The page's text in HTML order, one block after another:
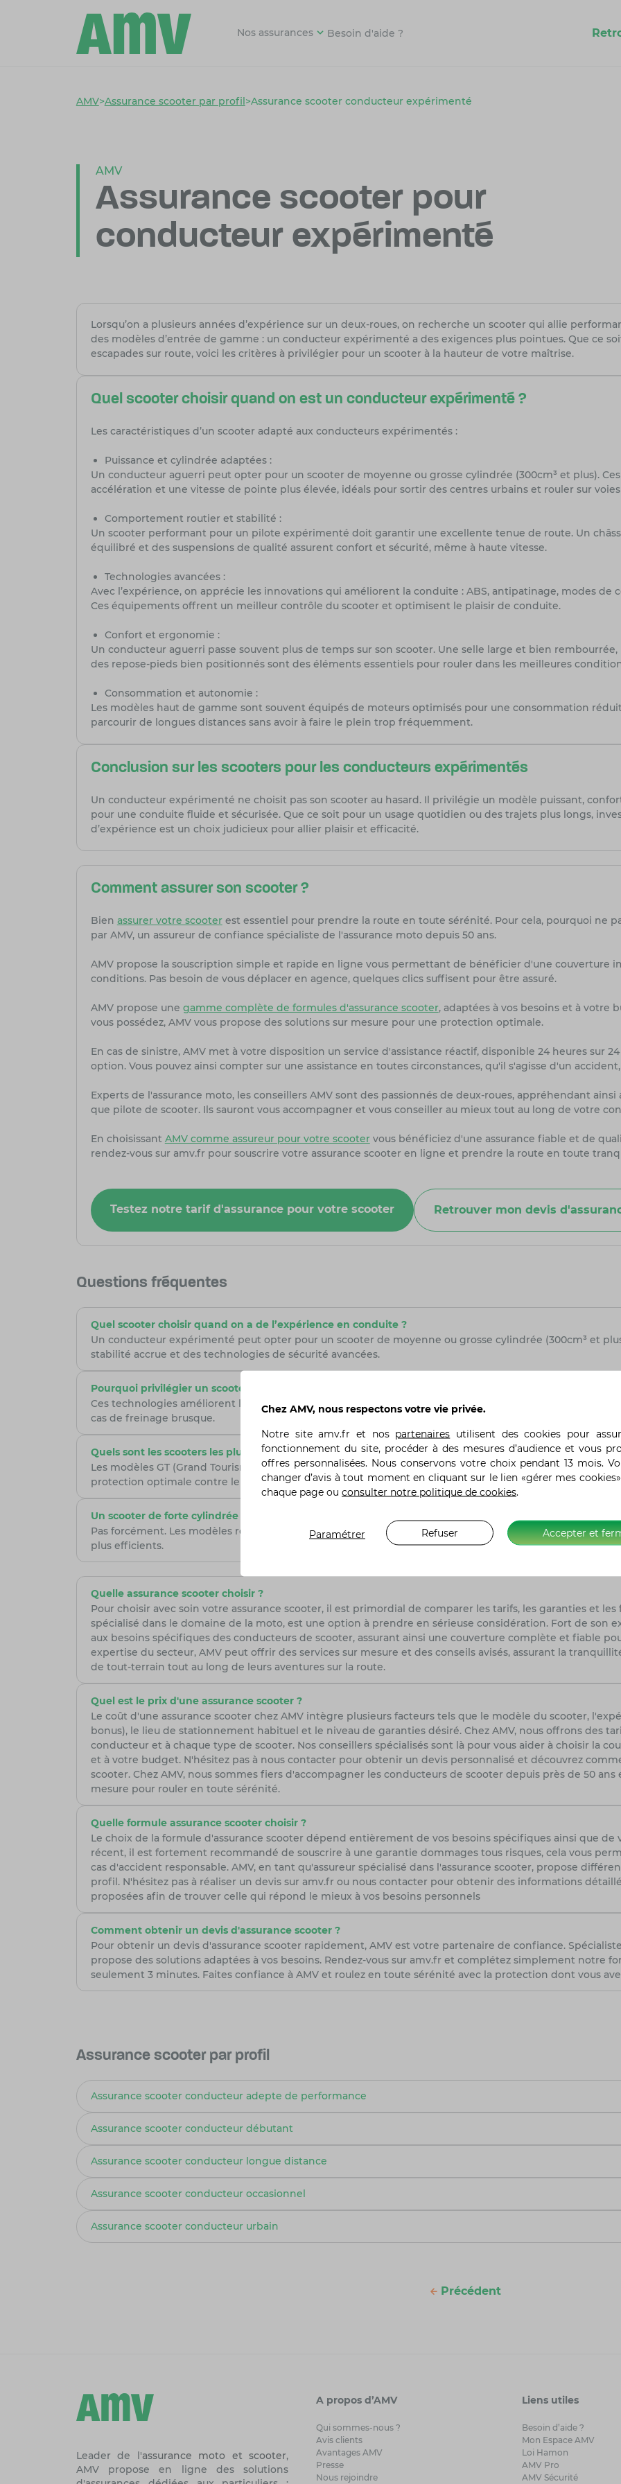
Nos assurances Besoin d'aide ?
AMV>Assurance scooter par profil>Assurance scooter conducteur expérimenté
AMV
Assurance scooter pour
conducteur expérimenté
Lorsqu’on a plusieurs années d’expérience sur un deux-roues, on recherche un scooter qui allie
des modèles d’entrée de gamme : un conducteur expérimenté a des exigences plus pointues. Que ce
escapades sur route, voici les critères à privilégier pour un scooter à la hauteur de votre maîtrise.
Quel scooter choisir quand on est un conducteur expérimenté ?
Les caractéristiques d’un scooter adapté aux conducteurs expérimentés :
Puissance et cylindrée adaptées :
Un conducteur aguerri peut opter pour un scooter de moyenne ou grosse cylindrée (300cm³ et plus).
accélération et une vitesse de pointe plus élevée, idéals pour sortir des centres urbains et rouler sur
Comportement routier et stabilité :
Un scooter performant pour un pilote expérimenté doit garantir une excellente tenue de route. Un
équilibré et des suspensions de qualité assurent confort et sécurité, même à haute vitesse.
Technologies avancées :
Avec l’expérience, on apprécie les innovations qui améliorent la conduite : ABS, antipatinage, modes de
Ces équipements offrent un meilleur contrôle du scooter et optimisent le plaisir de conduite.
Confort et ergonomie :
Un conducteur aguerri passe souvent plus de temps sur son scooter. Une selle large et bien
des repose-pieds bien positionnés sont des éléments essentiels pour rouler dans les meilleures
Consommation et autonomie :
Les modèles haut de gamme sont souvent équipés de moteurs optimisés pour une consommation
parcourir de longues distances sans avoir à faire le plein trop fréquemment.
Conclusion sur les scooters pour les conducteurs expérimentés
Un conducteur expérimenté ne choisit pas son scooter au hasard. Il privilégie un modèle puissant,
pour une conduite fluide et sécurisée. Que ce soit pour un usage quotidien ou des trajets plus longs,
d’expérience est un choix judicieux pour allier plaisir et efficacité.
Comment assurer son scooter ?
Bien assurer votre scooterest essentiel pour prendre la route en toute sérénité. Pour cela, pourquoi ne
par AMV, un assureur de confiance spécialiste de l'assurance moto depuis 50 ans.
AMV propose la souscription simple et rapide en ligne vous permettant de bénéficier d'une couverture
conditions. Pas besoin de vous déplacer en agence, quelques clics suffisent pour être assuré.
AMV propose une gamme complète de formules d'assurance scooter, adaptées à vos besoins et à votre
vous possédez, AMV vous propose des solutions sur mesure pour une protection optimale.
En cas de sinistre, AMV met à votre disposition un service d'assistance réactif, disponible 24 heures sur
option. Vous pouvez ainsi compter sur une assistance en toutes circonstances, qu'il s'agisse d'un
Experts de l'assurance moto, les conseillers AMV sont des passionnés de deux-roues, appréhendant
que pilote de scooter. Ils sauront vous accompagner et vous conseiller au mieux tout au long de votre
En choisissant AMV comme assureur pour votre scootervous bénéficiez d'une assurance fiable et de
rendez-vous sur amv.fr pour souscrire votre assurance scooter en ligne et prendre la route en toute
Testez notre tarif d'assurance pour votre scooter Retrouver mon devis
Questions fréquentes
Quel scooter choisir quand on a de l’expérience en conduite ?
Un conducteur expérimenté peut opter pour un scooter de moyenne ou grosse cylindrée (300cm³ et
stabilité accrue et des technologies de sécurité avancées.
Pourquoi privilégier un scooter avec ABS et antipatinage ?
Ces technologies améliorent la sécurité en évitant les pertes d’adhérence et en réduisant les risques
cas de freinage brusque.
Quels sont les scooters les plus confortables pour les longues distances ?
Les modèles GT (Grand Tourisme) comme le Yamaha TMAX ou le Honda Forza offrent une excellente
protection optimale contre le vent.
Un scooter de forte cylindrée consomme-t-il plus ?
Pas forcément. Les modèles récents sont optimisés pour offrir de bonnes performances tout en
plus efficients.
Quelle assurance scooter choisir ?
Pour choisir avec soin votre assurance scooter, il est primordial de comparer les tarifs, les garanties et les
spécialisé dans le domaine de la moto, est une option à prendre en sérieuse considération. Fort de son
aux besoins spécifiques des conducteurs de scooter, assurant ainsi une couverture complète et fiable
expertise du secteur, AMV peut offrir des services sur mesure et des conseils avisés, assurant la
de tout-terrain tout au long de leurs aventures sur la route.
Quel est le prix d'une assurance scooter ?
Le coût d'une assurance scooter chez AMV intègre plusieurs facteurs tels que le modèle du scooter,
bonus), le lieu de stationnement habituel et le niveau de garanties désiré. Chez AMV, nous offrons des
conducteur et à chaque type de scooter. Nos conseillers spécialisés sont là pour vous aider à choisir la
et à votre budget. N'hésitez pas à nous contacter pour obtenir un devis personnalisé et découvrez
scooter. Chez AMV, nous sommes fiers d'accompagner les conducteurs de scooter depuis près de 50
mesure pour rouler en toute sérénité.
Quelle formule assurance scooter choisir ?
Le choix de la formule d'assurance scooter dépend entièrement de vos besoins spécifiques ainsi que de
récent, il est fortement recommandé de souscrire à une garantie dommages tous risques, cela vous
cas d'accident responsable. AMV, en tant qu'assureur spécialisé dans l'assurance scooter, propose
profil. N'hésitez pas à réaliser un devis sur amv.fr ou nous contacter pour obtenir des informations
proposées afin de trouver celle qui répond le mieux à vos besoins personnels
Comment obtenir un devis d'assurance scooter ?
Pour obtenir un devis d'assurance scooter rapidement, AMV est votre partenaire de confiance.
propose des solutions adaptées à vos besoins. Rendez-vous sur amv.fr et complétez simplement notre
seulement 3 minutes. Faites confiance à AMV et roulez en toute sérénité avec la protection dont vous
Assurance scooter par profil
Assurance scooter conducteur adepte de performance
Assurance scooter conducteur débutant
Assurance scooter conducteur longue distance
Assurance scooter conducteur occasionnel
Assurance scooter conducteur urbain
Précédent
Leader de l'assurance moto et scooter,
AMV propose en ligne des solutions
A propos d’AMV
Qui sommes-nous ?
Avis clients
Avantages AMV
Presse
Nous rejoindre
Liens utiles
Besoin d’aide ?
Mon Espace AMV
Loi Hamon
AMV Pro
AMV Sécurité
Chez AMV, nous respectons votre vie privée.
Notre siteamv.fr et nos partenaires utilisent des cookies pour
fonctionnement du site, procéder à des mesures d’audience et vous
offres personnalisées. Nous conservons votre choix pendant 13 mois.
changer d’avis à tout moment en cliquant sur le lien «gérer mes
chaque page ou consulter notre politique de cookies.
Accepter et
Refuser
Paramétrer